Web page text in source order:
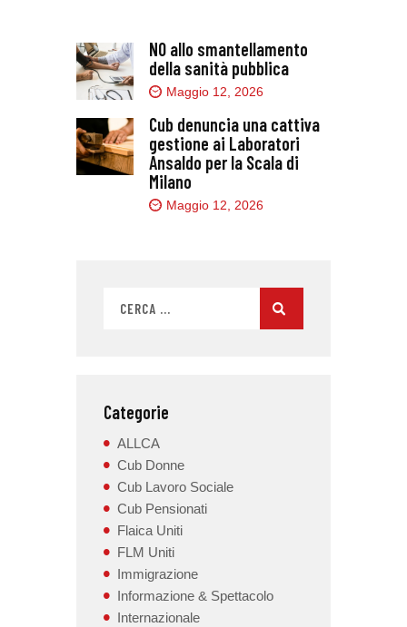
NO allo smantellamento
della sanità pubblica
Maggio 12, 2026
Cub denuncia una cattiva
gestione ai Laboratori
Ansaldo per la Scala di
Milano
Maggio 12, 2026
Categorie
ALLCA
Cub Donne
Cub Lavoro Sociale
Cub Pensionati
Flaica Uniti
FLM Uniti
Immigrazione
Informazione & Spettacolo
Internazionale